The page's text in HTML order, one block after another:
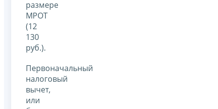
размере
МРОТ
(12
130
руб.).
Первоначальный
налоговый
вычет,
или